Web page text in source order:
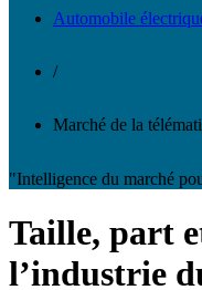
Automobile
/
Marché de la
"Intelligence du marché
Taille, part
l’industrie